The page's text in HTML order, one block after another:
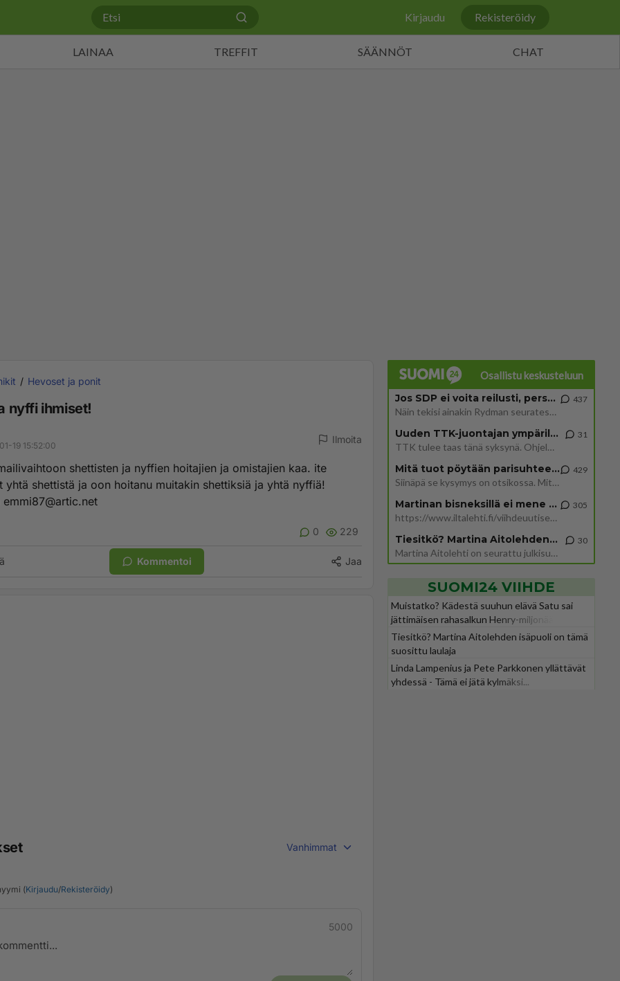
Kirjaudu Rekisteröidy
LAINAA TREFFIT SÄÄNNÖT CHAT
Hevoset ja ponit
nyffi ihmiset!
19 15:52:00
Ilmoita
shettisten ja nyffien hoitajien ja omistajien kaa. ite
yhtä shettistä ja oon hoitanu muitakin shettiksiä ja yhtä nyffiä!
emmi87@artic.net
0 229
Kommentoi Jaa
Vanhimmat
(Kirjaudu/Rekisteröidy)
5000
Osallistu keskusteluun
Jos SDP ei voita reilusti, persut kumoavat demokratian Suomesta
Näin tekisi ainakin Rydman seuratessaan idolinsa Trumpin mallia https://www.is.fi/politiikka/art-2000012187244.html
437
Uuden TTK-juontajan ympärillä epätietoisuus sakenee - Nyt MTV hämmentää soppaa
TTK tulee taas tänä syksynä. Ohjelman uudet tähtioppilaat julkistetaan torstaina 6. elokuuta klo 14 alkavassa lehdistö
31
Mitä tuot pöytään parisuhteessa?
Siinäpä se kysymys on otsikossa. Mitäpä siis tuot/toisit pöytään parisuhteessa? Oletko mies vai nainen? Koetko sen mitä
429
Martinan bisneksillä ei mene hyvin
https://www.iltalehti.fi/viihdeuutiset/a/c46da6ab-340f-4790-aaa7-0865eed2336 Yrityksen konkurssihakemus on tullut kärä
305
Tiesitkö? Martina Aitolehden isäpuoli on tämä suosittu laulaja
Martina Aitolehti on seurattu julkisuuden henkilö. Lähipiiriin mahtuu muitakin tunnettuja henkilöitä. Tiesitkö, että Ma
30
SUOMI24 VIIHDE
Muistatko? Kädestä suuhun elävä Satu sai
jättimäisen rahasalkun Henry-miljonääriltä
Tiesitkö? Martina Aitolehden isäpuoli on tämä
suosittu laulaja
Linda Lampenius ja Pete Parkkonen yllättävät
yhdessä - Tämä ei jätä kylmäksi...